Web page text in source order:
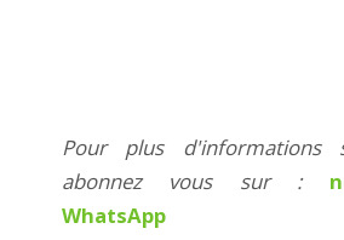
Pour plus d'informations
abonnez vous sur :
WhatsApp